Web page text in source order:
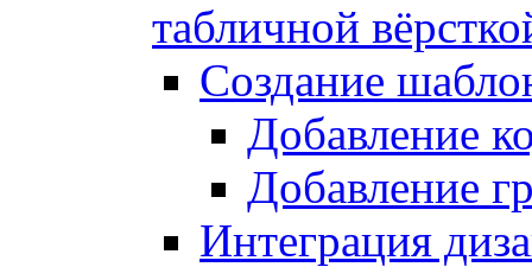
табличной
Создание
Добавление
Добавление
Интеграция